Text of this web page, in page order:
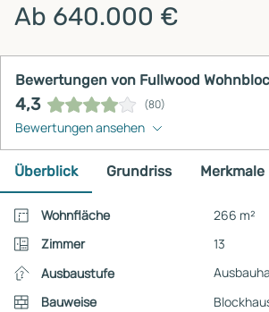
Ab 640.000 €
Bewertungen von Fullwood
4,3 (80)
Bewertungen ansehen
Überblick Grundriss Merkmale
Wohnfläche
266 m²
Zimmer
13
Ausbaustufe
Bauweise